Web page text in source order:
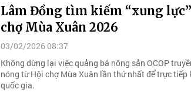
Lâm Đồng tìm kiếm “xung
chợ Mùa Xuân 2026
03/02/2026 08:37
Không dừng lại việc quảng bá nông sản OCOP
nóng từ Hội chợ Mùa Xuân lần thứ nhất để trực
quốc gia.